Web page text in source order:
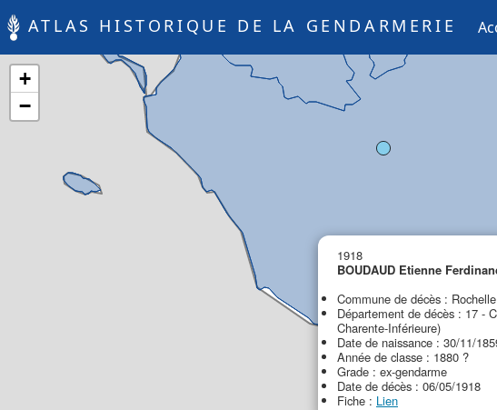
ATLAS HISTORIQUE DE LA GENDARMERIE
1918
BOUDAUD Etienne
Commune de décès :
Département de décès : 17 -
Charente-Inférieure)
Date de naissance : 30/11/
Année de classe : 1880 ?
Grade : ex-gendarme
Date de décès : 06/05/1918
Fiche : Lien
+
−